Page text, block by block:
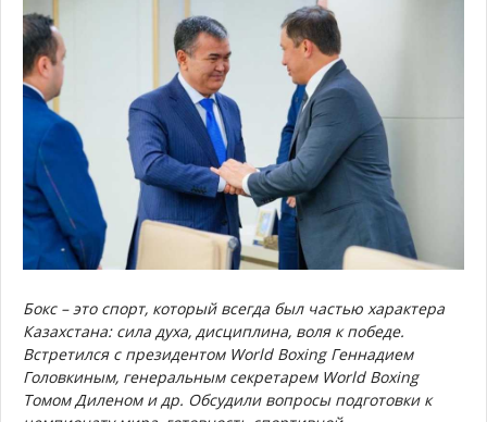
Бокс – это спорт, который всегда был частью характера
Казахстана: сила духа, дисциплина, воля к победе.
Встретился с президентом World Boxing Геннадием
Головкиным, генеральным секретарем World Boxing
Томом Диленом и др. Обсудили вопросы подготовки к